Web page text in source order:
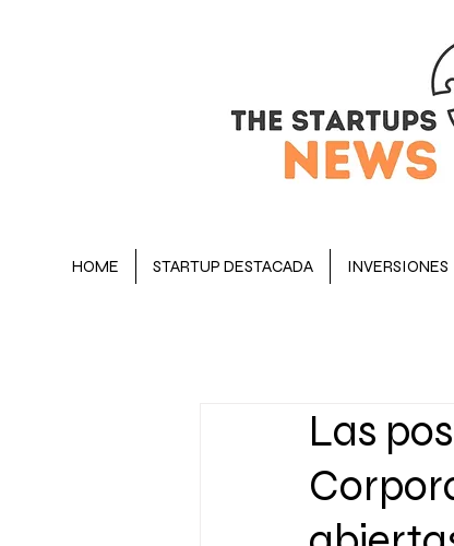
HOME STARTUP DESTACADA INVERSIONES
EJECUTIVOS
Las